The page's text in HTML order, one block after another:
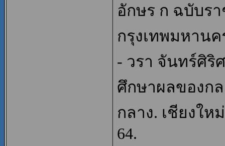
อักษร ก ฉบับร
กรุงเทพมหานค
- วรา จันทร์ศิริ
ศึกษาผลของก
กลาง. เชียงให
64.